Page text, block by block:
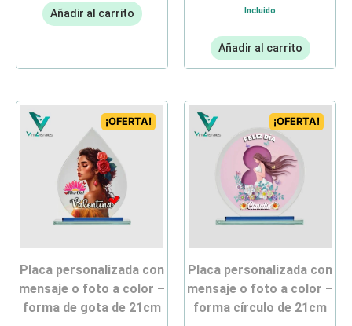
Añadir al carrito
Incluido
Añadir al carrito
¡OFERTA!
placa personalizada con
mensaje o foto a color –
forma de gota de 21cm
¡OFERTA!
placa personalizada con
mensaje o foto a color –
forma círculo de 21cm